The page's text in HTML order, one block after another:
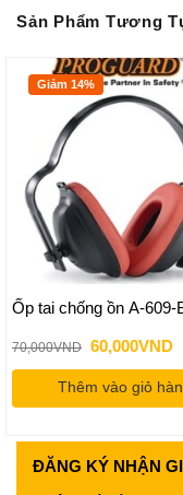
Sản Phẩm Tương
Giảm 14%
Ốp tai chống ồn A-609-
70,000VND Giá
gốc
là:
70,000VND.
60,000VND
Thêm vào giỏ
ĐĂNG KÝ NHẬN